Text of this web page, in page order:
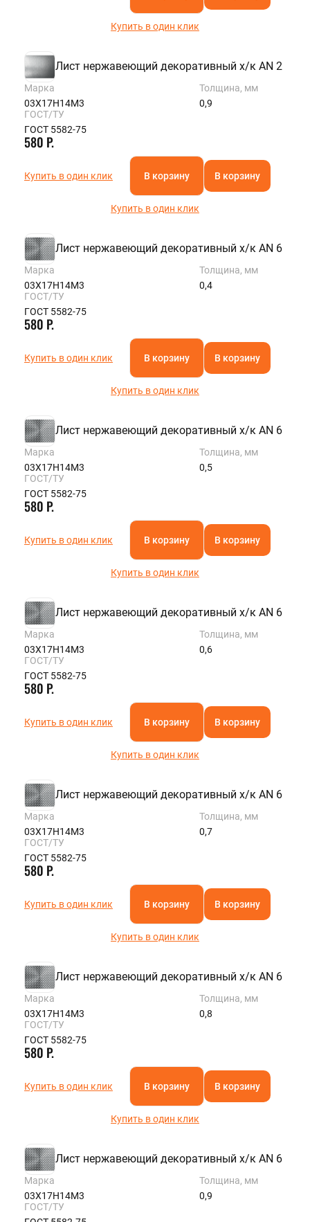
Купить в один клик
Лист нержавеющий декоративный х/к AN 2
Марка
03Х17Н14М3
Толщина, мм
0,9
ГОСТ/ТУ
ГОСТ 5582-75
580 Р.
Купить в один клик В корзину В корзину
Купить в один клик
Лист нержавеющий декоративный х/к AN 6
Марка
03Х17Н14М3
Толщина, мм
0,4
ГОСТ/ТУ
ГОСТ 5582-75
580 Р.
Купить в один клик В корзину В корзину
Купить в один клик
Лист нержавеющий декоративный х/к AN 6
Марка
03Х17Н14М3
Толщина, мм
0,5
ГОСТ/ТУ
ГОСТ 5582-75
580 Р.
Купить в один клик В корзину В корзину
Купить в один клик
Лист нержавеющий декоративный х/к AN 6
Марка
03Х17Н14М3
Толщина, мм
0,6
ГОСТ/ТУ
ГОСТ 5582-75
580 Р.
Купить в один клик В корзину В корзину
Купить в один клик
Лист нержавеющий декоративный х/к AN 6
Марка
03Х17Н14М3
Толщина, мм
0,7
ГОСТ/ТУ
ГОСТ 5582-75
580 Р.
Купить в один клик В корзину В корзину
Купить в один клик
Лист нержавеющий декоративный х/к AN 6
Марка
03Х17Н14М3
Толщина, мм
0,8
ГОСТ/ТУ
ГОСТ 5582-75
580 Р.
Купить в один клик В корзину В корзину
Купить в один клик
Лист нержавеющий декоративный х/к AN 6
Марка
03Х17Н14М3
Толщина, мм
0,9
ГОСТ/ТУ